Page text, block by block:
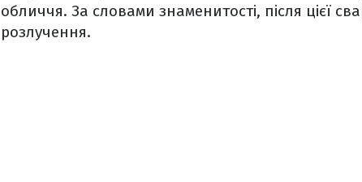
обличчя. За словами знаменитості, після цієї
розлучення.